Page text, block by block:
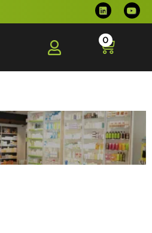
0